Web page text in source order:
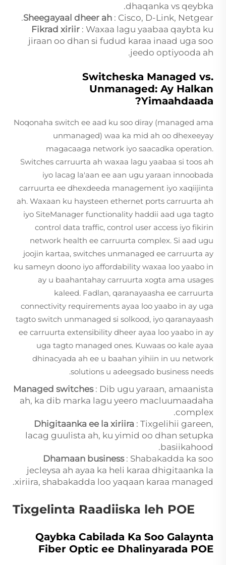
dhaqanka vs qeybka.
Sheegayaal dheer ah : Cisco, D-Link, Netgear.
Fikrad xiriir : Waxaa lagu yaabaa qaybta ku
jiraan oo dhan si fudud karaa inaad uga soo
jeedo optiyooda ah.
Switcheska Managed vs.
Unmanaged: Ay Halkan
Yimaahdaada?
Noqonaha switch ee aad ku soo diray (managed ama
unmanaged) waa ka mid ah oo dhexeeyay
magacaaga network iyo saacadka operation.
Switches carruurta ah waxaa lagu yaabaa si toos ah
iyo lacag la'aan ee aan ugu yaraan innoobada
carruurta ee dhexdeeda management iyo xaqiijinta
ah. Waxaan ku haysteen ethernet ports carruurta ah
iyo SiteManager functionality haddii aad uga tagto
control data traffic, control user access iyo fikirin
network health ee carruurta complex. Si aad ugu
joojin kartaa, switches unmanaged ee carruurta ay
ku sameyn doono iyo affordability waxaa loo yaabo in
ay u baahantahay carruurta xogta ama usages
kaleed. Fadlan, qaranayaasha ee carruurta
connectivity requirements ayaa loo yaabo in ay uga
tagto switch unmanaged si solkood, iyo qaranayaash
ee carruurta extensibility dheer ayaa loo yaabo in ay
uga tagto managed ones. Kuwaas oo kale ayaa
dhinacyada ah ee u baahan yihiin in uu network
solutions u adeegsado business needs.
Managed switches : Dib ugu yaraan, amaanista
ah, ka dib marka lagu yeero macluumaadaha
complex.
Dhigitaanka ee la xiriira : Tixgelihii gareen,
lacag guulista ah, ku yimid oo dhan setupka
basiikahood.
Dhamaan business : Shabakadda ka soo
jecleysa ah ayaa ka heli karaa dhigitaanka la
xiriira, shabakadda loo yaqaan karaa managed.
Tixgelinta Raadiiska leh POE
Qaybka Cabilada Ka Soo Galaynta
Fiber Optic ee Dhalinyarada POE